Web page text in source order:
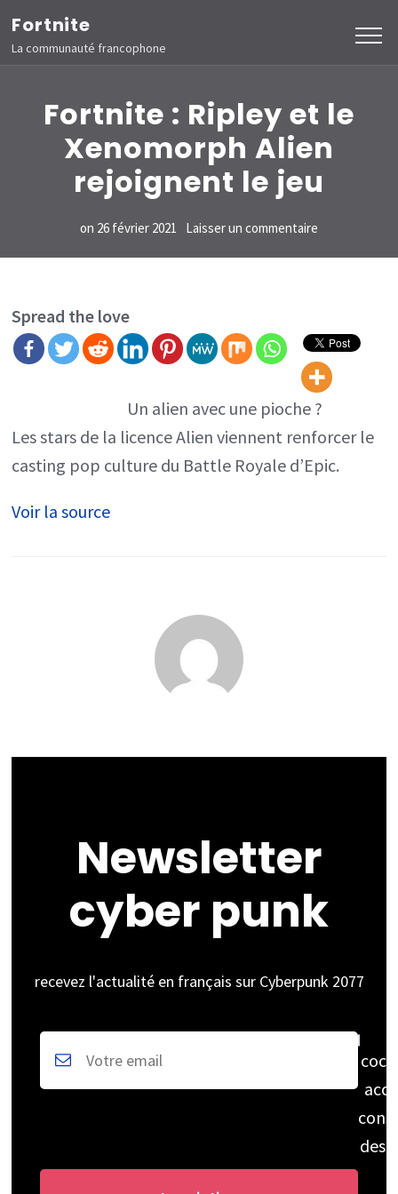
Aller
au
contenu
Entrée)
Fortnite
La communauté francophone
Fortnite : Ripley et le
Xenomorph Alien
rejoignent le jeu
on 26 février 2021 Laisser un commentaire
Fortnite
et
le
Xenomorph
Spread the love
Un alien avec une pioche ?
Les stars de la licence Alien viennent renforcer le
casting pop culture du Battle Royale d’Epic.
Voir la source
Newsletter
cyber punk
recevez l'actualité en français sur Cyberpunk 2077
des